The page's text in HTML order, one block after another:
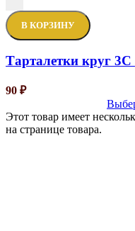
В КОРЗИНУ
Тарталетки круг
90 ₽
Этот товар имеет
на странице товара.